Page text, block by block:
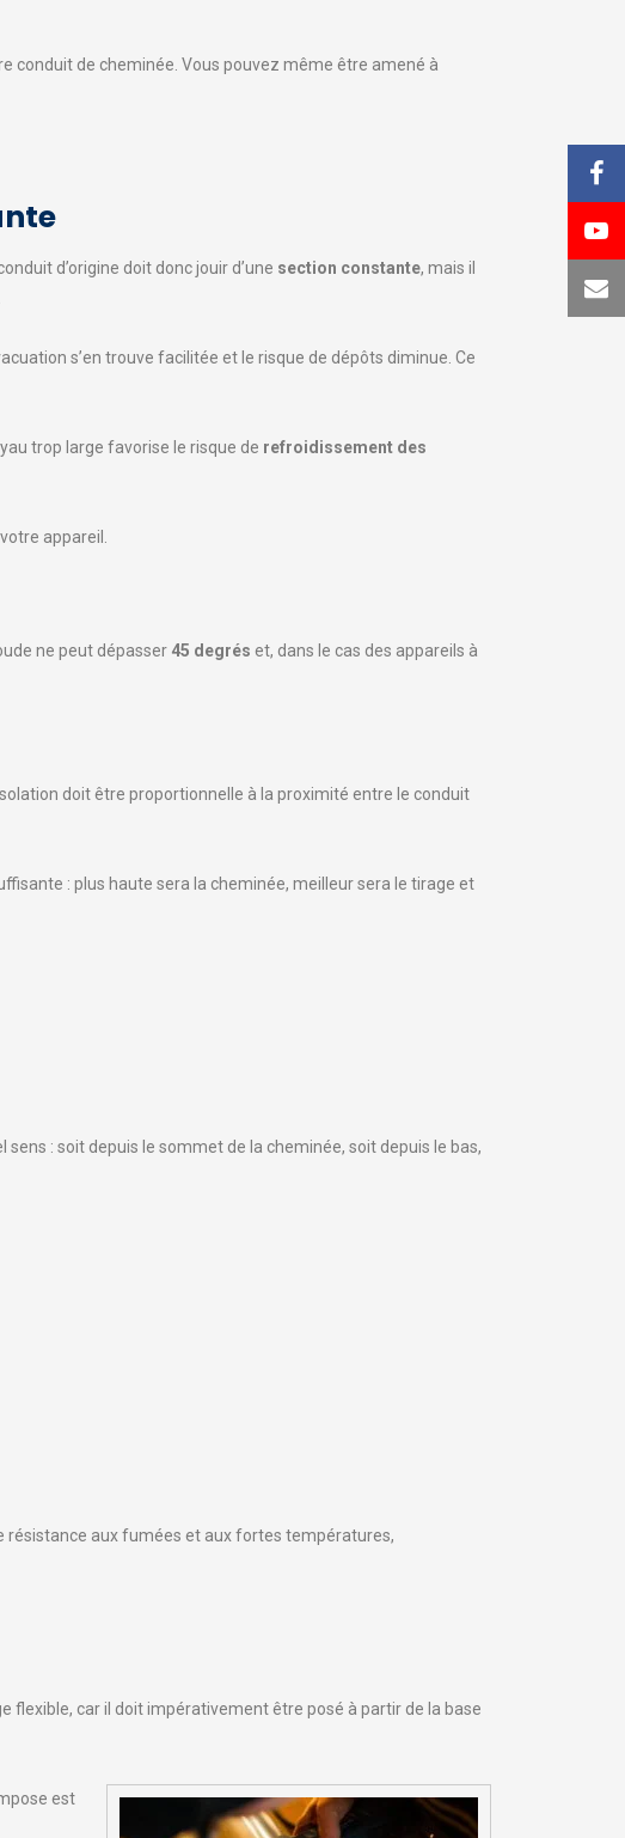
conduit de cheminée. Vous pouvez même être amené à
d’origine doit donc jouir d’une section constante, mais il
s’en trouve facilitée et le risque de dépôts diminue. Ce
trop large favorise le risque de refroidissement des
appareil.
ne peut dépasser 45 degrés et, dans le cas des appareils à
doit être proportionnelle à la proximité entre le conduit
: plus haute sera la cheminée, meilleur sera le tirage et
sens : soit depuis le sommet de la cheminée, soit depuis le bas,
résistance aux fumées et aux fortes températures,
flexible, car il doit impérativement être posé à partir de la base
est